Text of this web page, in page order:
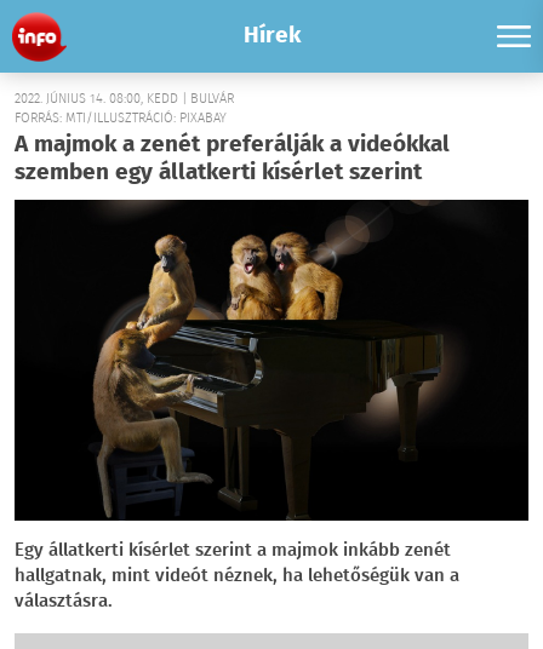
Hírek
2022. JÚNIUS 14. 08:00, KEDD | BULVÁR
FORRÁS: MTI/ILLUSZTRÁCIÓ: PIXABAY
A majmok a zenét preferálják a videókkal
szemben egy állatkerti kísérlet szerint
Egy állatkerti kísérlet szerint a majmok inkább zenét
hallgatnak, mint videót néznek, ha lehetőségük van a
választásra.